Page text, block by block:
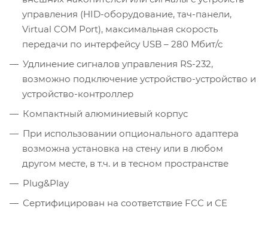
управления (HID-оборудование, тач-панели,
Virtual COM Port), максимальная скорость
передачи по интерфейсу USB – 280 Мбит/с
Удлинение сигналов управления RS-232,
возможно подключение устройство-устройство и
устройство-контроллер
Компактный алюминиевый корпус
При использовании опционального адаптера
возможна установка на стену или в любом
другом месте, в т.ч. и в тесном пространстве
Plug&Play
Сертифицирован на соответствие FCC и CE